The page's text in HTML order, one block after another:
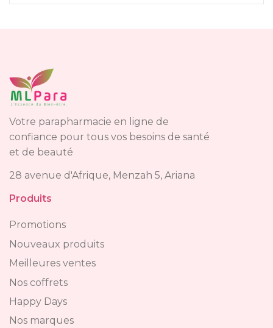
Votre parapharmacie en ligne de
confiance pour tous vos besoins de santé
et de beauté
28 avenue d'Afrique, Menzah 5, Ariana
Produits
Promotions
Nouveaux produits
Meilleures ventes
Nos coffrets
Happy Days
Nos marques